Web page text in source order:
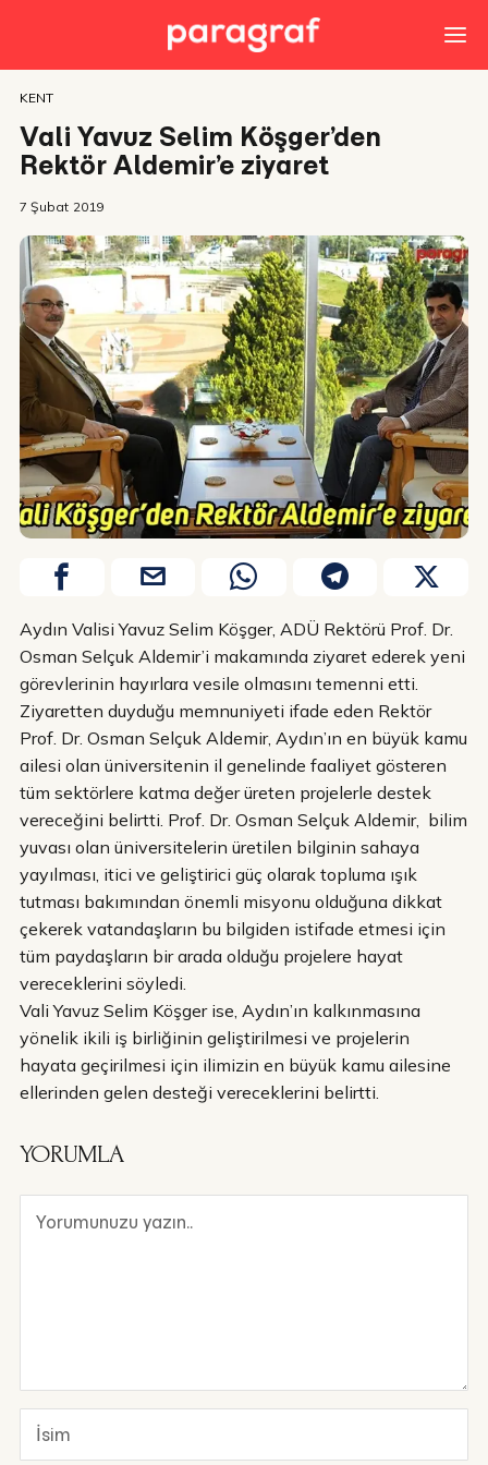
KENT
Vali Yavuz Selim Köşger’den
Rektör Aldemir’e ziyaret
7 Şubat 2019
Aydın Valisi Yavuz Selim Köşger, ADÜ Rektörü Prof. Dr.
Osman Selçuk Aldemir’i makamında ziyaret ederek yeni
görevlerinin hayırlara vesile olmasını temenni etti.
Ziyaretten duyduğu memnuniyeti ifade eden Rektör
Prof. Dr. Osman Selçuk Aldemir, Aydın’ın en büyük kamu
ailesi olan üniversitenin il genelinde faaliyet gösteren
tüm sektörlere katma değer üreten projelerle destek
vereceğini belirtti. Prof. Dr. Osman Selçuk Aldemir, bilim
yuvası olan üniversitelerin üretilen bilginin sahaya
yayılması, itici ve geliştirici güç olarak topluma ışık
tutması bakımından önemli misyonu olduğuna dikkat
çekerek vatandaşların bu bilgiden istifade etmesi için
tüm paydaşların bir arada olduğu projelere hayat
vereceklerini söyledi.
Vali Yavuz Selim Köşger ise, Aydın’ın kalkınmasına
yönelik ikili iş birliğinin geliştirilmesi ve projelerin
hayata geçirilmesi için ilimizin en büyük kamu ailesine
ellerinden gelen desteği vereceklerini belirtti.
YORUMLA